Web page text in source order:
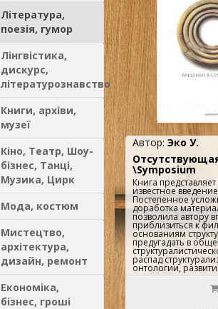
Література,
поезія, гумор
Лінгвістика,
дискурс,
літературознавство
Книги, архіви,
музеї
Кіно, Театр, Шоу-
бізнес, Танці,
Музика, Цирк
Мода, костюм
Мистецтво,
архітектура,
дизайн, ремонт
Економіка,
бізнес, гроші
тогда, когда ее
документ. Все
которая бывает
Автор: Эко У.
\Symposium
Книга
известное
Постепенное
доработка
позволила автору
приблизиться к
основаниям
предугадать в
распад
онтологии,
его смычки с
постлакановского
конце концов